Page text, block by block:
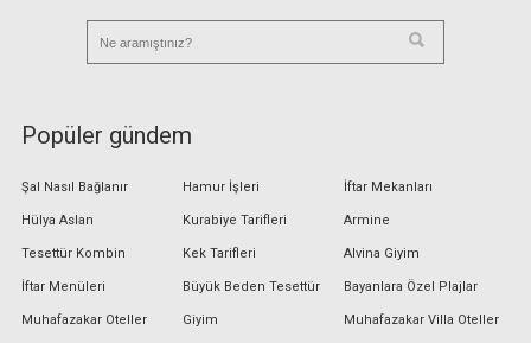
Popüler gündem
Şal Nasıl Bağlanır
Hülya Aslan
Tesettür Kombin
İftar Menüleri
Muhafazakar Oteller
Hamur İşleri
Kurabiye Tarifleri
Kek Tarifleri
Büyük Beden Tesettür
Giyim
İftar Mekanları
Armine
Alvina Giyim
Bayanlara Özel Plajlar
Muhafazakar Villa Oteller